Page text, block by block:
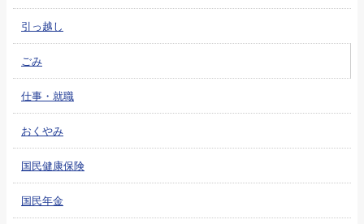
引っ越し
ごみ
仕事・就職
おくやみ
国民健康保険
国民年金